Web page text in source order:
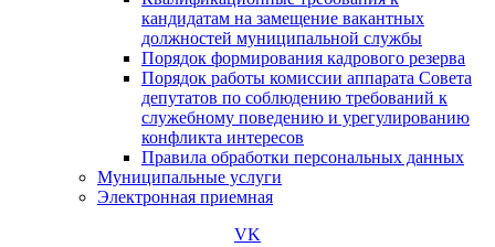
кандидатам на замещение вакантных
должностей муниципальной службы
Порядок формирования кадрового резерва
Порядок работы комиссии аппарата Совета
депутатов по соблюдению требований к
служебному поведению и урегулированию
конфликта интересов
Правила обработки персональных данных
Муниципальные услуги
Электронная приемная
VK